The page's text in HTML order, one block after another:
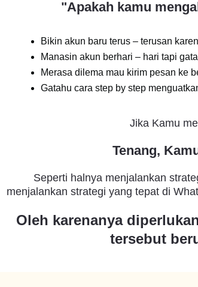
"Apakah kamu
Bikin akun baru terus – terusan
Manasin akun berhari – hari tapi
Merasa dilema mau kirim pesan ke
Gatahu cara step by step
Jika Kamu
Tenang,
Seperti halnya menjalankan
menjalankan strategi yang tepat di
Oleh karenanya
tersebut